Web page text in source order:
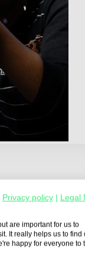
Privacy policy
Legal
are important for us to
It really helps us to find
happy for everyone to